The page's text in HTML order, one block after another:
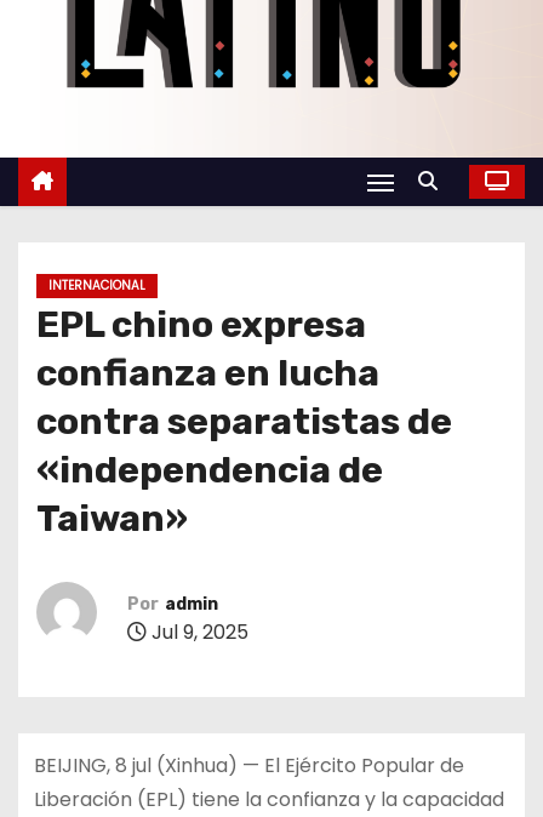
INTERNACIONAL
EPL chino expresa
confianza en lucha
contra separatistas de
«independencia de
Taiwan»
Por admin
Jul 9, 2025
BEIJING, 8 jul (Xinhua) — El Ejército Popular de
Liberación (EPL) tiene la confianza y la capacidad